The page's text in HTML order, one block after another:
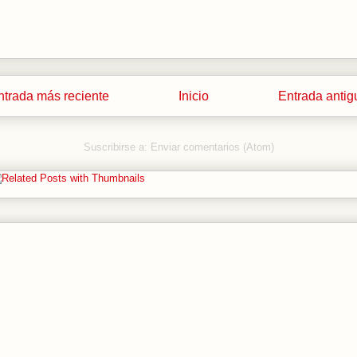
más reciente Entrada
Inicio
Suscribirse a: Enviar comentarios (Atom)